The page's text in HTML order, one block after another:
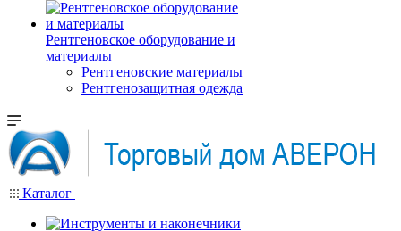
Рентгеновское оборудование и
материалы
Рентгеновские материалы
Рентгенозащитная одежда
Каталог